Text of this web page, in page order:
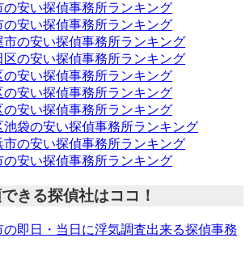
の安い探偵事務所ランキング
の安い探偵事務所ランキング
市の安い探偵事務所ランキング
区の安い探偵事務所ランキング
の安い探偵事務所ランキング
の安い探偵事務所ランキング
の安い探偵事務所ランキング
池袋の安い探偵事務所ランキング
市の安い探偵事務所ランキング
の安い探偵事務所ランキング
きる探偵社はココ！
即日・当日に浮気調査出来る探偵事務